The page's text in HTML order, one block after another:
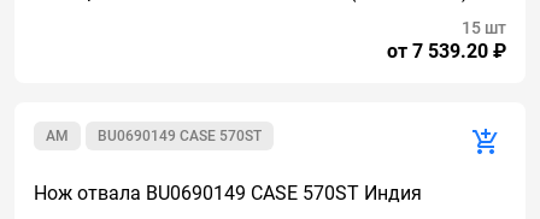
от 7 539.20 ₽
15 шт
BU0690149 CASE 570ST
AM
Нож отвала BU0690149 CASE 570ST Индия